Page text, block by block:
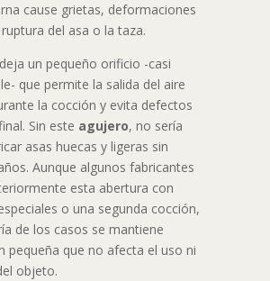
cause grietas, deformaciones
del asa o la taza.
un pequeño orificio -casi
que permite la salida del aire
la cocción y evita defectos
Sin este agujero, no sería
asas huecas y ligeras sin
Aunque algunos fabricantes
esta abertura con
o una segunda cocción,
de los casos se mantiene
pequeña que no afecta el uso ni
objeto.